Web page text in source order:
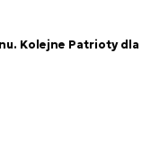
Kolejne Patrioty dla